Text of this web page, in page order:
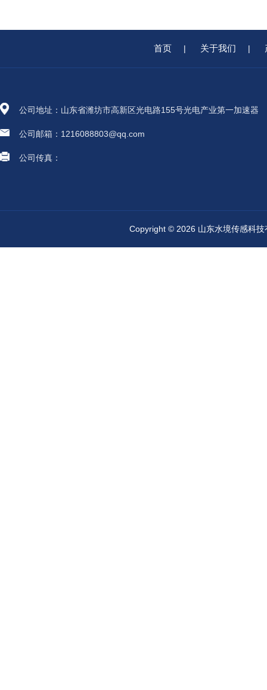
首页 | 关于我们 |
公司地址：山东省潍坊市高新区光电路155号光电产业第一加速器
公司邮箱：1216088803@qq.com
公司传真：
Copyright © 2026 山东水境传感科